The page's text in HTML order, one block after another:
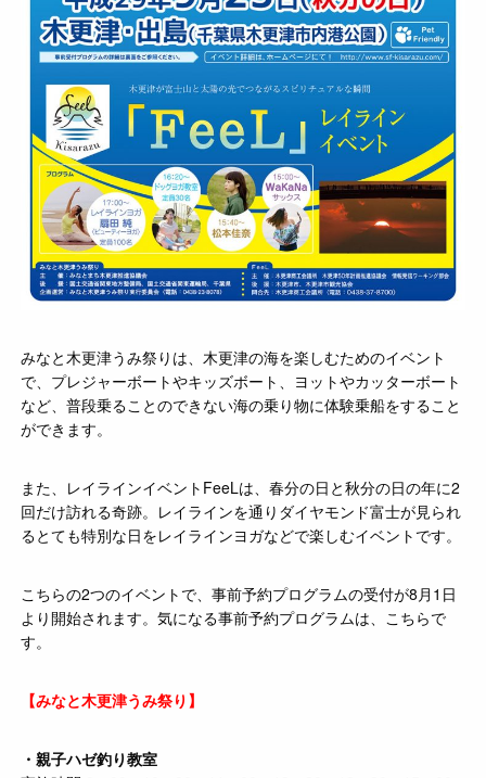
みなと木更津うみ祭りは、木更津の海を楽しむためのイベント
で、プレジャーボートやキッズボート、ヨットやカッターボート
など、普段乗ることのできない海の乗り物に体験乗船をすること
ができます。
また、レイラインイベントFeeLは、春分の日と秋分の日の年に2
回だけ訪れる奇跡。レイラインを通りダイヤモンド富士が見られ
るとても特別な日をレイラインヨガなどで楽しむイベントです。
こちらの2つのイベントで、事前予約プログラムの受付が8月1日
より開始されます。気になる事前予約プログラムは、こちらで
す。
【みなと木更津うみ祭り】
・親子ハゼ釣り教室